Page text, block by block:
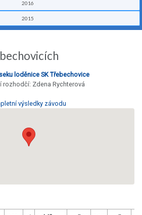
2016
2015
loděnice SK Třebechovice
Zdena Rychterová
výsledky závodu